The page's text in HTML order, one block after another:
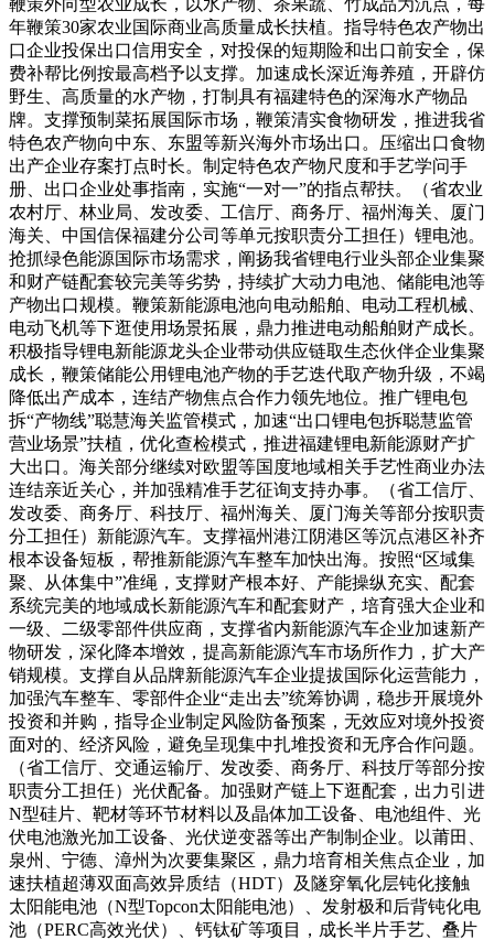
年鞭策30家农业国际商业高质量成长扶植。指导特色农产物出
口企业投保出口信用安全，对投保的短期险和出口前安全，保
费补帮比例按最高档予以支撑。加速成长深近海养殖，开辟仿
野生、高质量的水产物，打制具有福建特色的深海水产物品
牌。支撑预制菜拓展国际市场，鞭策清实食物研发，推进我省
特色农产物向中东、东盟等新兴海外市场出口。压缩出口食物
出产企业存案打点时长。制定特色农产物尺度和手艺学问手
册、出口企业处事指南，实施“一对一”的指点帮扶。（省农业
农村厅、林业局、发改委、工信厅、商务厅、福州海关、厦门
海关、中国信保福建分公司等单元按职责分工担任）锂电池。
抢抓绿色能源国际市场需求，阐扬我省锂电行业头部企业集聚
和财产链配套较完美等劣势，持续扩大动力电池、储能电池等
产物出口规模。鞭策新能源电池向电动船舶、电动工程机械、
电动飞机等下逛使用场景拓展，鼎力推进电动船舶财产成长。
积极指导锂电新能源龙头企业带动供应链取生态伙伴企业集聚
成长，鞭策储能公用锂电池产物的手艺迭代取产物升级，不竭
降低出产成本，连结产物焦点合作力领先地位。推广锂电包
拆“产物线”聪慧海关监管模式，加速“出口锂电包拆聪慧监管
营业场景”扶植，优化查检模式，推进福建锂电新能源财产扩
大出口。海关部分继续对欧盟等国度地域相关手艺性商业办法
连结亲近关心，并加强精准手艺征询支持办事。（省工信厅、
发改委、商务厅、科技厅、福州海关、厦门海关等部分按职责
分工担任）新能源汽车。支撑福州港江阴港区等沉点港区补齐
根本设备短板，帮推新能源汽车整车加快出海。按照“区域集
聚、从体集中”准绳，支撑财产根本好、产能操纵充实、配套
系统完美的地域成长新能源汽车和配套财产，培育强大企业和
一级、二级零部件供应商，支撑省内新能源汽车企业加速新产
物研发，深化降本增效，提高新能源汽车市场所作力，扩大产
销规模。支撑自从品牌新能源汽车企业提拔国际化运营能力，
加强汽车整车、零部件企业“走出去”统筹协调，稳步开展境外
投资和并购，指导企业制定风险防备预案，无效应对境外投资
面对的、经济风险，避免呈现集中扎堆投资和无序合作问题。
（省工信厅、交通运输厅、发改委、商务厅、科技厅等部分按
职责分工担任）光伏配备。加强财产链上下逛配套，出力引进
N型硅片、靶材等环节材料以及晶体加工设备、电池组件、光
伏电池激光加工设备、光伏逆变器等出产制制企业。以莆田、
泉州、宁德、漳州为次要集聚区，鼎力培育相关焦点企业，加
速扶植超薄双面高效异质结（HDT）及隧穿氧化层钝化接触
太阳能电池（N型Topcon太阳能电池）、发射极和后背钝化电
池（PERC高效光伏）、钙钛矿等项目，成长半片手艺、叠片